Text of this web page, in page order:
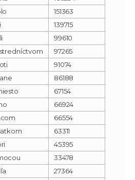
151363
139715
99610
97265
91074
86188
67154
66924
66554
63311
45395
33478
27364